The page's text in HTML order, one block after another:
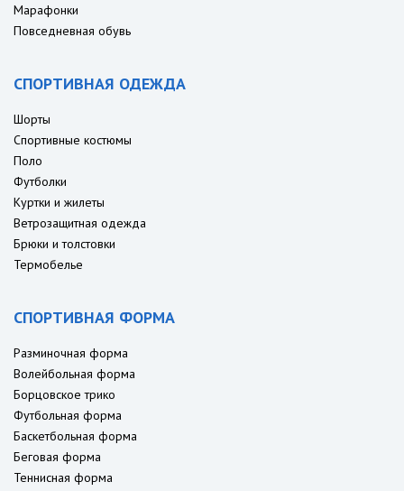
Марафонки
Повседневная обувь
СПОРТИВНАЯ ОДЕЖДА
Шорты
Спортивные костюмы
Поло
Футболки
Куртки и жилеты
Ветрозащитная одежда
Брюки и толстовки
Термобелье
СПОРТИВНАЯ ФОРМА
Разминочная форма
Волейбольная форма
Борцовское трико
Футбольная форма
Баскетбольная форма
Беговая форма
Теннисная форма